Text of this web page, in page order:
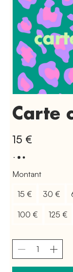
Carte
15 €
Montant
15 € 30 €
100 € 125 €